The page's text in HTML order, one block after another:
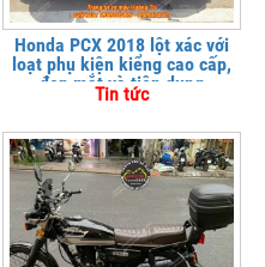
Honda PCX 2018 lột xác với
loạt phụ kiện kiểng cao cấp,
đẹp mắt và tiện dụng
Tin tức